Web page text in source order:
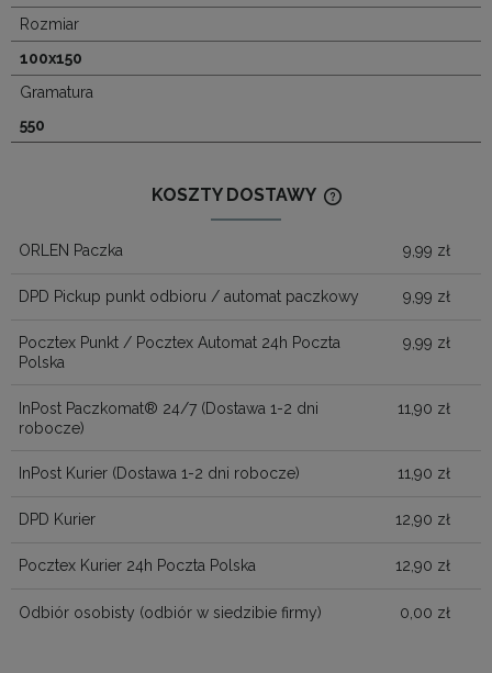
Rozmiar
100x150
Gramatura
550
KOSZTY DOSTAWY
ORLEN Paczka 9,99 zł
DPD Pickup punkt odbioru / automat paczkowy 9,99 zł
Pocztex Punkt / Pocztex Automat 24h Poczta
Polska
9,99 zł
InPost Paczkomat® 24/7 (Dostawa 1-2 dni
robocze)
11,90 zł
InPost Kurier (Dostawa 1-2 dni robocze) 11,90 zł
DPD Kurier 12,90 zł
Pocztex Kurier 24h Poczta Polska 12,90 zł
Odbiór osobisty (odbiór w siedzibie firmy) 0,00 zł